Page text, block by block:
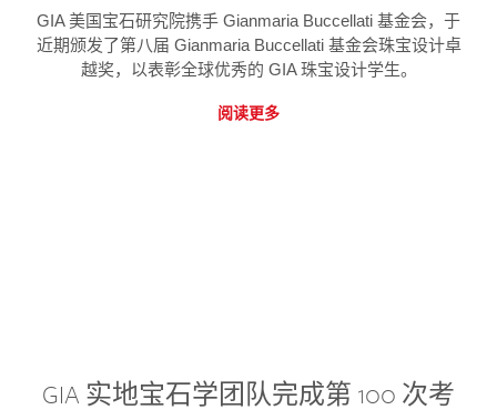
GIA 美国宝石研究院携手 Gianmaria Buccellati 基金会，于
近期颁发了第八届 Gianmaria Buccellati 基金会珠宝设计卓
越奖，以表彰全球优秀的 GIA 珠宝设计学生。
阅读更多
GIA 实地宝石学团队完成第 100 次考